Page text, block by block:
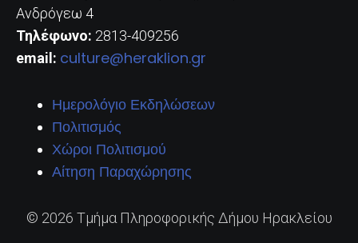
Ανδρόγεω 4
Τηλέφωνο: 2813-409256
email: culture@heraklion.gr
Ημερολόγιο Εκδηλώσεων
Πολιτισμός
Χώροι Πολιτισμού
Αίτηση Παραχώρησης
© 2026 Τμήμα Πληροφορικής Δήμου Ηρακλείου